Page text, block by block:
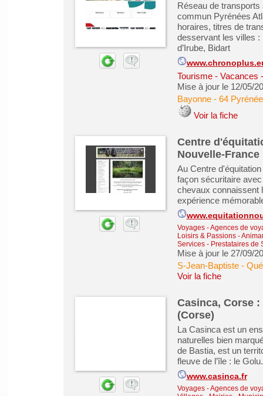
Réseau de transports
commun Pyrénées
horaires, titres de
desservant les villes :
d’Irube, Bidart
Tourisme - Vacances
Mise à jour le 12/05/
Bayonne- 64
Voir la fiche
Centre
Nouvelle-France
Au Centre
façon sécuritaire
chevaux connaissent
expérience
Voyages - Agences de
Loisirs & Passions-
Services - Prestataires de
Mise à jour le 27/09/
S-Jean-Baptiste -
Voir la fiche
Casinca, Corse
(Corse)
La Casinca est un
naturelles bien
de Bastia, est un
fleuve de l’île : le Golu.
www.casinca.fr
Voyages - Agences de